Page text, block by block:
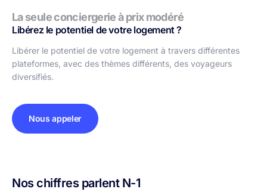
La seule conciergerie à prix modéré
Libérez le potentiel de votre logement ?
Libérer le potentiel de votre logement à travers différentes
plateformes, avec des thèmes différents, des voyageurs
diversifiés.
Nous appeler
Nos chiffres parlent N-1